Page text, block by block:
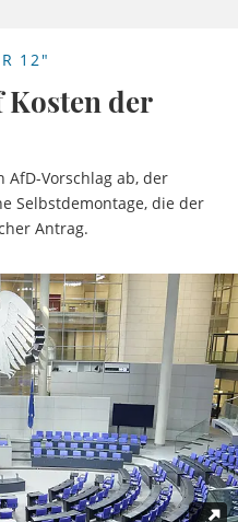
12"
der
Vorschlag ab, der
Selbstdemontage, die der
Antrag.